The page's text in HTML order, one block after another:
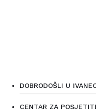
DOBRODOŠLI U
CENTAR ZA